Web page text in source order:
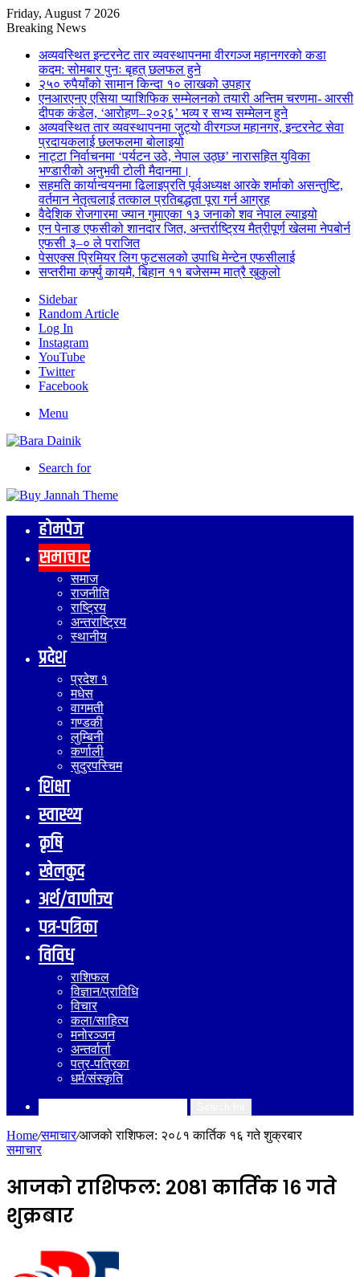
Friday, August 7 2026
Breaking News
अव्यवस्थित इन्टरनेट तार व्यवस्थापनमा वीरगञ्ज महानगरको कडा
कदम: सोमबार पुनः बृहत् छलफल हुने
२५० रुपैयाँको सामान किन्दा १० लाखको उपहार
एनआरएनए एसिया प्याशिफिक सम्मेलनको तयारी अन्तिम चरणमा- आरसी
दीपक कंडेल, ‘आरोहण–२०२६’ भव्य र सभ्य सम्मेलन हुने
अव्यवस्थित तार व्यवस्थापनमा जुट्यो वीरगञ्ज महानगर, इन्टरनेट सेवा
प्रदायकलाई छलफलमा बोलाइयो
नाट्टा निर्वाचनमा ‘पर्यटन उठे, नेपाल उठ्छ’ नारासहित युविका
भण्डारीको अनुभवी टोली मैदानमा।
सहमति कार्यान्वयनमा ढिलाइप्रति पूर्वअध्यक्ष आरके शर्माको असन्तुष्टि,
वर्तमान नेतृत्वलाई तत्काल प्रतिबद्धता पूरा गर्न आग्रह
वैदेशिक रोजगारमा ज्यान गुमाएका १३ जनाको शव नेपाल ल्याइयो
एन पेनाङ एफसीको शानदार जित, अन्तर्राष्ट्रिय मैत्रीपूर्ण खेलमा नेपबोर्न
एफसी ३–० ले पराजित
पेसएक्स प्रिमियर लिग फुटसलको उपाधि मेन्टेन एफसीलाई
सप्तरीमा कर्फ्यु कायमै, बिहान ११ बजेसम्म मात्रै खुकुलो
Sidebar
Random Article
Log In
Instagram
YouTube
Twitter
Facebook
Menu
Search for
होमपेज
समाचार
समाज
राजनीति
राष्ट्रिय
अन्तराष्ट्रिय
स्थानीय
प्रदेश
प्रदेश १
मधेस
वागमती
गण्डकी
लुम्बिनी
कर्णाली
सुदुरपस्चिम
शिक्षा
स्वास्थ्य
कृषि
खेलकुद
अर्थ/वाणीज्य
पत्र-पत्रिका
विविध
राशिफल
विज्ञान/प्राविधि
विचार
कला/साहित्य
मनोरञ्जन
अन्तर्वार्ता
पत्र-पत्रिका
धर्म/संस्कृति
Home/समाचार/आजको राशिफल: २०८१ कार्तिक १६ गते शुक्रबार
समाचार
आजको राशिफल: २०८१ कार्तिक १६ गते
शुक्रबार